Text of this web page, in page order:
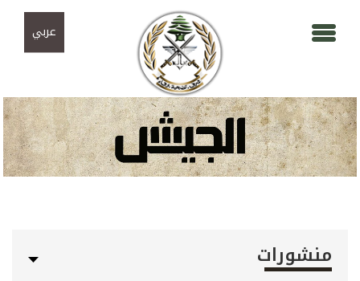
عربي
منشورات